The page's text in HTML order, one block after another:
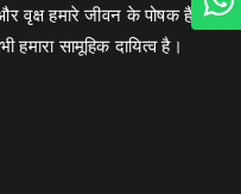
वृक्ष हमारे जीवन के पोषक हैं। वृक्षों
सामूहिक दायित्व है।